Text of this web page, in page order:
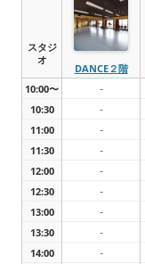
スタジ
オ
DANCE２階
10:00〜
-
10:30 -
11:00 -
11:30 -
12:00 -
12:30 -
13:00 -
13:30 -
14:00 -